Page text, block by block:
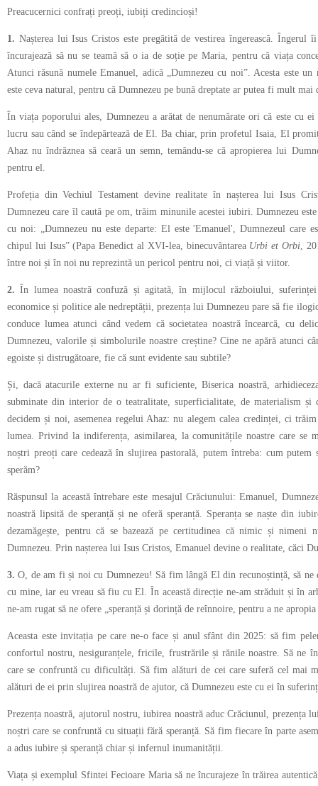
Preacucernici confrați preoți, iubiți credincioși!
1. Nașterea lui Isus Cristos este pregătită de vestirea îngerească.
încurajează să nu se teamă să o ia de soție pe Maria, pentru că viața
Atunci răsună numele Emanuel, adică „Dumnezeu cu noi”. Acesta este
este ceva natural, pentru că Dumnezeu pe bună dreptate ar putea fi mult mai
În viața poporului ales, Dumnezeu a arătat de nenumărate ori că este cu
lucru sau când se îndepărtează de El. Ba chiar, prin profetul Isaia, El
Ahaz nu îndrăznea să ceară un semn, temându-se că apropierea lui
pentru el.
Profeția din Vechiul Testament devine realitate în nașterea lui Isus
Dumnezeu care îl caută pe om, trăim minunile acestei iubiri. Dumnezeu
cu noi: „Dumnezeu nu este departe: El este 'Emanuel', Dumnezeul care
chipul lui Isus” (Papa Benedict al XVI-lea, binecuvântarea Urbi et Orbi,
între noi și în noi nu reprezintă un pericol pentru noi, ci viață și viitor.
2.În lumea noastră confuză și agitată, în mijlocul războiului,
economice și politice ale nedreptății, prezența lui Dumnezeu pare să fie
conduce lumea atunci când vedem că societatea noastră încearcă, cu
Dumnezeu, valorile și simbolurile noastre creștine? Cine ne apără atunci
egoiste și distrugătoare, fie că sunt evidente sau subtile?
Și, dacă atacurile externe nu ar fi suficiente, Biserica noastră,
subminate din interior de o teatralitate, superficialitate, de materialism
decidem și noi, asemenea regelui Ahaz: nu alegem calea credinței, ci
lumea. Privind la indiferența, asimilarea, la comunitățile noastre care se
noștri preoți care cedează în slujirea pastorală, putem întreba: cum putem
sperăm?
Răspunsul la această întrebare este mesajul Crăciunului: Emanuel,
noastră lipsită de speranță și ne oferă speranță. Speranța se naște din
dezamăgește, pentru că se bazează pe certitudinea că nimic și nimeni
Dumnezeu. Prin nașterea lui Isus Cristos, Emanuel devine o realitate, căci
3.O, de am fi și noi cu Dumnezeu! Să fim lângă El din recunoștință, să
cu mine, iar eu vreau să fiu cu El. În această direcție ne-am străduit și în
ne-am rugat să ne ofere „speranță și dorință de reînnoire, pentru a ne
Aceasta este invitația pe care ne-o face și anul sfânt din 2025: să fim
confortul nostru, nesiguranțele, fricile, frustrările și rănile noastre. Să ne
care se confruntă cu dificultăți. Să fim alături de cei care suferă cel mai
alături de ei prin slujirea noastră de ajutor, că Dumnezeu este cu ei în
Prezența noastră, ajutorul nostru, iubirea noastră aduc Crăciunul, prezența
noștri care se confruntă cu situații fără speranță. Să fim fiecare în parte
a adus iubire și speranță chiar și infernul inumanității.
Viața și exemplul Sfintei Fecioare Maria să ne încurajeze în trăirea